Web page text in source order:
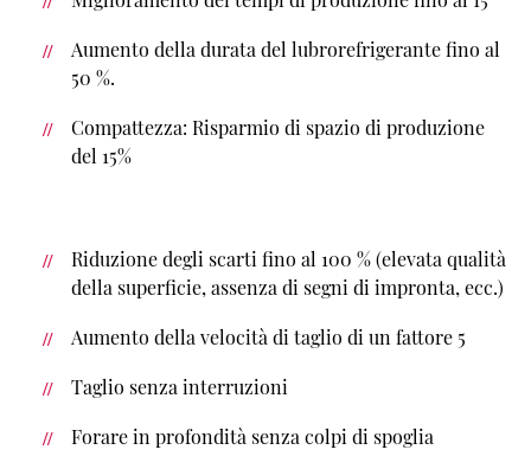
Aumento della durata del lubrorefrigerante fino al
50 %.
Compattezza: Risparmio di spazio di produzione
del 15%
Riduzione degli scarti fino al 100 % (elevata qualità
della superficie, assenza di segni di impronta, ecc.)
Aumento della velocità di taglio di un fattore 5
Taglio senza interruzioni
Forare in profondità senza colpi di spoglia